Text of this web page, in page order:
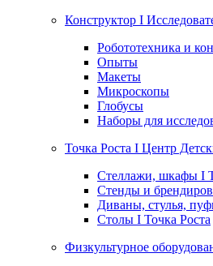
Конструктор I
Робототехника и
Опыты
Макеты
Микроскопы
Глобусы
Наборы для
Точка Роста I Центр
Стеллажи, шкафы I
Стенды и
Диваны, стулья,
Столы I Точка Роста
Физкультурное